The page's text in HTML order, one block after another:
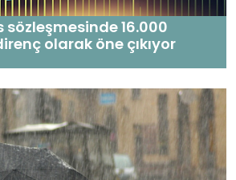
sözleşmesinde 16.000
olarak öne çıkıyor